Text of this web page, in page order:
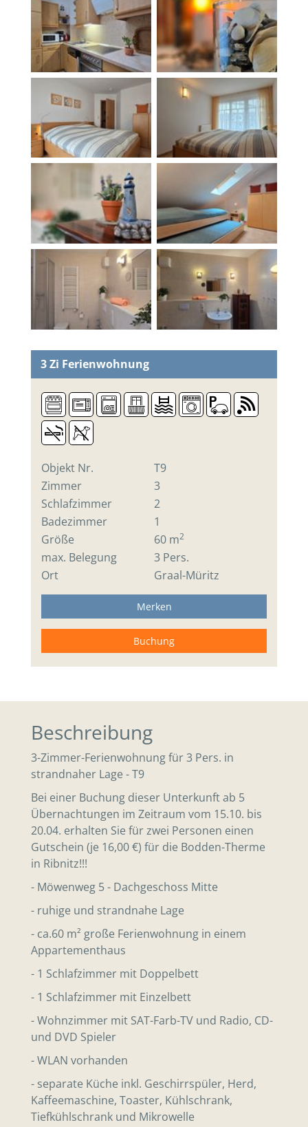
3 Zi Ferienwohnung
Objekt Nr.
T9
Zimmer
3
Schlafzimmer
2
Badezimmer
1
Größe
60 m2
max. Belegung
3 Pers.
Ort
Graal-Müritz
Merken
Buchung
Beschreibung
3-Zimmer-Ferienwohnung für 3 Pers. in
strandnaher Lage - T9
Bei einer Buchung dieser Unterkunft ab 5
Übernachtungen im Zeitraum vom 15.10. bis
20.04. erhalten Sie für zwei Personen einen
Gutschein (je 16,00 €) für die Bodden-Therme
in Ribnitz!!!
- Möwenweg 5 - Dachgeschoss Mitte
- ruhige und strandnahe Lage
- ca.60 m² große Ferienwohnung in einem
Appartementhaus
- 1 Schlafzimmer mit Doppelbett
- 1 Schlafzimmer mit Einzelbett
- Wohnzimmer mit SAT-Farb-TV und Radio, CD-
und DVD Spieler
- WLAN vorhanden
- separate Küche inkl. Geschirrspüler, Herd,
Kaffeemaschine, Toaster, Kühlschrank,
Tiefkühlschrank und Mikrowelle